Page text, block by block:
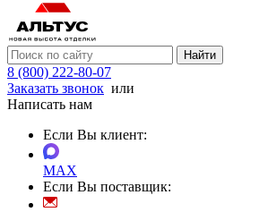
Найти
8 (800) 222-80-07
Заказать звонок или
Написать нам
Если Вы клиент:
MAX
Если Вы поставщик: